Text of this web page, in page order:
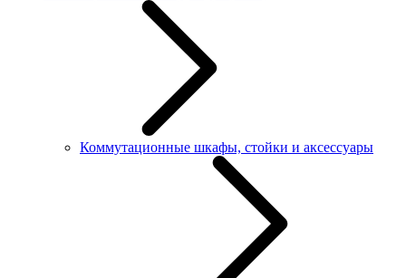
Коммутационные шкафы, стойки и аксессуары